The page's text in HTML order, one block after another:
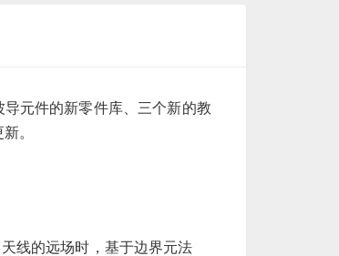
元件的新零件库、三个新的教
。
线的远场时，基于边界元法